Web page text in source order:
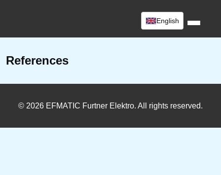
English
References
© 2026 EFMATIC Furtner Elektro. All rights reserved.